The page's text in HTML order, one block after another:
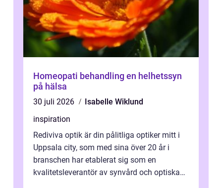
Homeopati behandling en helhetssyn
på hälsa
30 juli 2026
Isabelle Wiklund
inspiration
Rediviva optik är din pålitliga optiker mitt i
Uppsala city, som med sina över 20 år i
branschen har etablerat sig som en
kvalitetsleverantör av synvård och optiska